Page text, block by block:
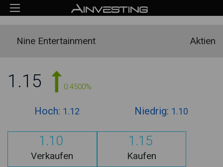
Nine Entertainment Aktien
1.15 0.4500%
Hoch: 1.12 Niedrig: 1.10
1.10
Verkaufen
1.15
Kaufen